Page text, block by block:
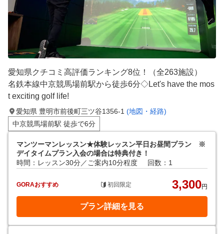
愛知県クチコミ高評価ランキング8位！（全263施設）
名鉄本線中京競馬場前駅から徒歩6分◇Let's have the mos
t exciting golf life!
愛知県 豊明市前後町三ツ谷1356-1 (地図・経路)
中京競馬場前駅 徒歩で6分
マンツーマンレッスン★体験レッスン平日お昼間プラン ※
デイタイムプラン入会の場合は特典付き！
時間：レッスン30分／ご案内10分程度
回数：1
GORAおすすめ 初回限定 3,300円
プラン詳細を見る